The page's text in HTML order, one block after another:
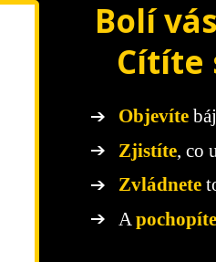
Bolí vás
Cítíte
Objevíte
Zjistíte, co
Zvládnete
A pochopíte